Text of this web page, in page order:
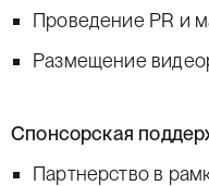
Проведение PR и
Размещение
Спонсорская
Партнерство в